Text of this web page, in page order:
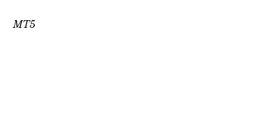
MT5